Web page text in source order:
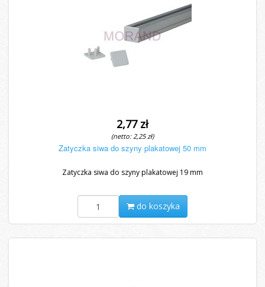
2,77 zł
(netto: 2,25 zł)
Zatyczka siwa do szyny plakatowej 50 mm
Zatyczka siwa do szyny plakatowej 19 mm
do koszyka